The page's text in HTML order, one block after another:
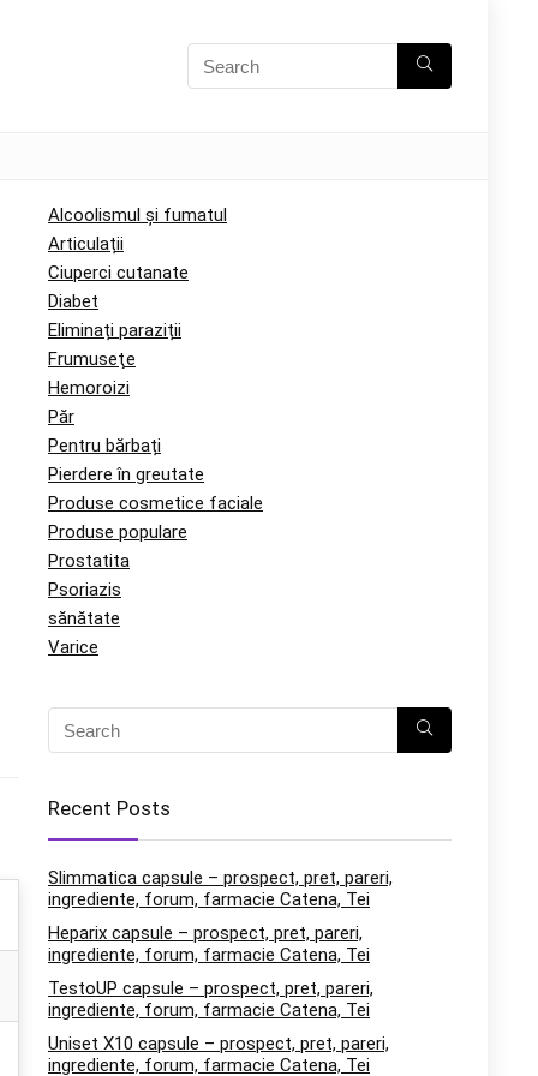
Alcoolismul și fumatul
Articulații
Ciuperci cutanate
Diabet
Eliminați paraziții
Frumuseţe
Hemoroizi
Păr
Pentru bărbați
Pierdere în greutate
Produse cosmetice faciale
Produse populare
Prostatita
Psoriazis
sănătate
Varice
Recent Posts
Slimmatica capsule – prospect, pret, pareri,
ingrediente, forum, farmacie Catena, Tei
Heparix capsule – prospect, pret, pareri,
ingrediente, forum, farmacie Catena, Tei
TestoUP capsule – prospect, pret, pareri,
ingrediente, forum, farmacie Catena, Tei
Uniset X10 capsule – prospect, pret, pareri,
ingrediente, forum, farmacie Catena, Tei